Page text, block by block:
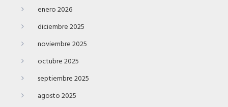
enero 2026
diciembre 2025
noviembre 2025
octubre 2025
septiembre 2025
agosto 2025